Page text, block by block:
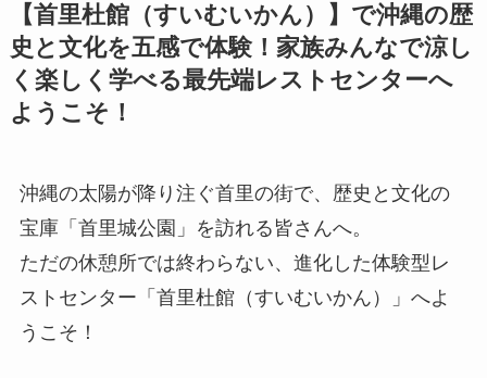
【首里杜館（すいむいかん）】で沖縄の歴
史と文化を五感で体験！家族みんなで涼し
く楽しく学べる最先端レストセンターへ
ようこそ！
沖縄の太陽が降り注ぐ首里の街で、歴史と文化の
宝庫「首里城公園」を訪れる皆さんへ。
ただの休憩所では終わらない、進化した体験型レ
ストセンター「首里杜館（すいむいかん）」へよ
うこそ！